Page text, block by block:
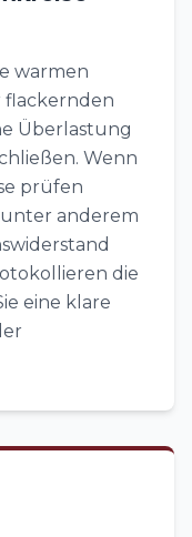
warmen
flackernden
Überlastung
Wenn
prüfen
unter anderem
die
eine klare